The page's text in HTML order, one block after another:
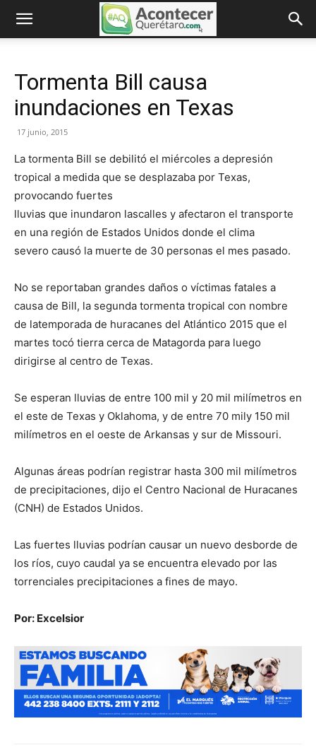
Tormenta Bill causa
inundaciones en Texas
17 junio, 2015
La tormenta Bill se debilitó el miércoles a depresión
tropical a medida que se desplazaba por Texas,
provocando fuertes
lluvias que inundaron lascalles y afectaron el transporte
en una región de Estados Unidos donde el clima
severo causó la muerte de 30 personas el mes pasado.
No se reportaban grandes daños o víctimas fatales a
causa de Bill, la segunda tormenta tropical con nombre
de latemporada de huracanes del Atlántico 2015 que el
martes tocó tierra cerca de Matagorda para luego
dirigirse al centro de Texas.
Se esperan lluvias de entre 100 mil y 20 mil milímetros en
el este de Texas y Oklahoma, y de entre 70 mily 150 mil
milímetros en el oeste de Arkansas y sur de Missouri.
Algunas áreas podrían registrar hasta 300 mil milímetros
de precipitaciones, dijo el Centro Nacional de Huracanes
(CNH) de Estados Unidos.
Las fuertes lluvias podrían causar un nuevo desborde de
los ríos, cuyo caudal ya se encuentra elevado por las
torrenciales precipitaciones a fines de mayo.
Por: Excelsior